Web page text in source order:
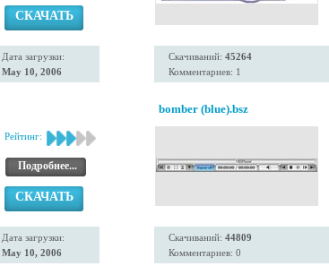
СКАЧАТЬ
Дата загрузки:
May 10, 2006
Скачиваний: 45264
Комментариев: 1
Рейтинг:
Подробнее...
СКАЧАТЬ
Дата загрузки:
May 10, 2006
bomber (blue).bsz
Скачиваний: 44809
Комментариев: 0